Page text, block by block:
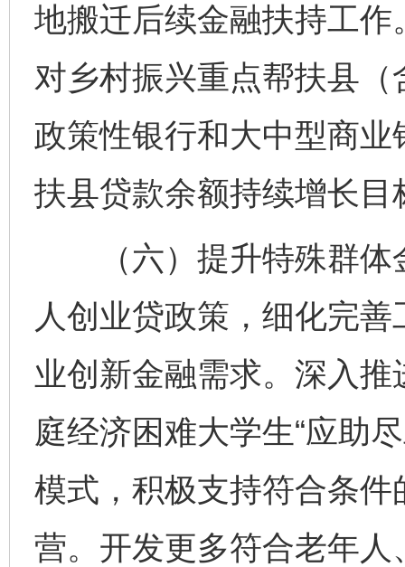
地搬迁后续金融扶持工
对乡村振兴重点帮扶县
政策性银行和大中型商
扶县贷款余额持续增长目
（六）提升特殊群体
人创业贷政策，细化完
业创新金融需求。深入
庭经济困难大学生“应助
模式，积极支持符合条
营。开发更多符合老年